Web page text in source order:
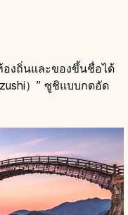
งถิ่นและของขึ้นชื่อได้
zushi）” ซูชิแบบกดอัด